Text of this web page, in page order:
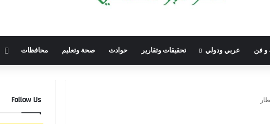
و فن عربي ودولي تحقيقات وتقارير حوادث صحة وتعليم محافظات
Follow Us